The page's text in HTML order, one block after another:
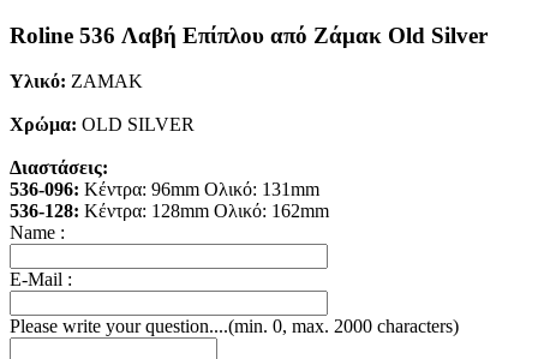
Roline 536 Λαβή Επίπλου από Ζάμακ Old Silver
Υλικό: ΖΑΜΑΚ
Χρώμα: OLD SILVER
Διαστάσεις:
536-096: Κέντρα: 96mm Ολικό: 131mm
536-128: Κέντρα: 128mm Ολικό: 162mm
Name :
E-Mail :
Please write your question....(min. 0, max. 2000 characters)